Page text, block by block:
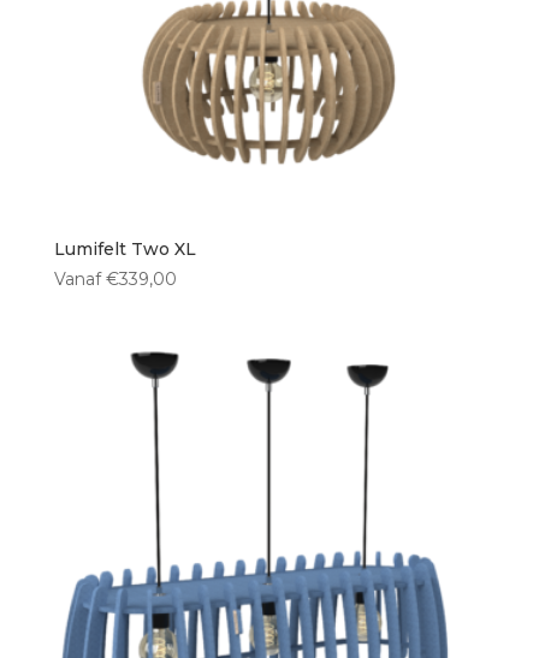
Lumifelt Two XL
Vanaf €339,00